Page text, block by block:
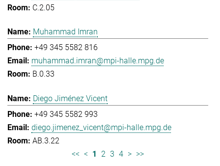
C.2.05
Muhammad Imran
+49 345 5582 816
muhammad.imran@mpi-halle.mpg.de
B.0.33
Diego Jiménez Vicent
+49 345 5582 993
diego.jimenez_vicent@mpi-halle.mpg.de
AB.3.22
<< < 1 2 3 4 > >>